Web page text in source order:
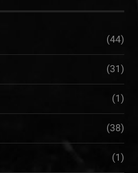
(44)
(31)
(1)
(38)
(1)